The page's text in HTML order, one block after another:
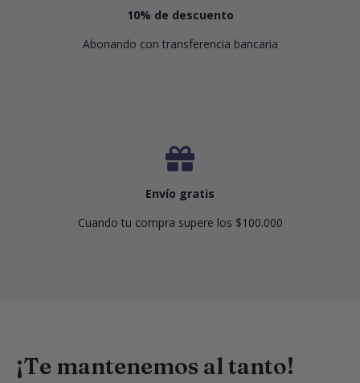
10% de descuento
Abonando con transferencia bancaria
Envío gratis
Cuando tu compra supere los $100.000
¡Te mantenemos al tanto!